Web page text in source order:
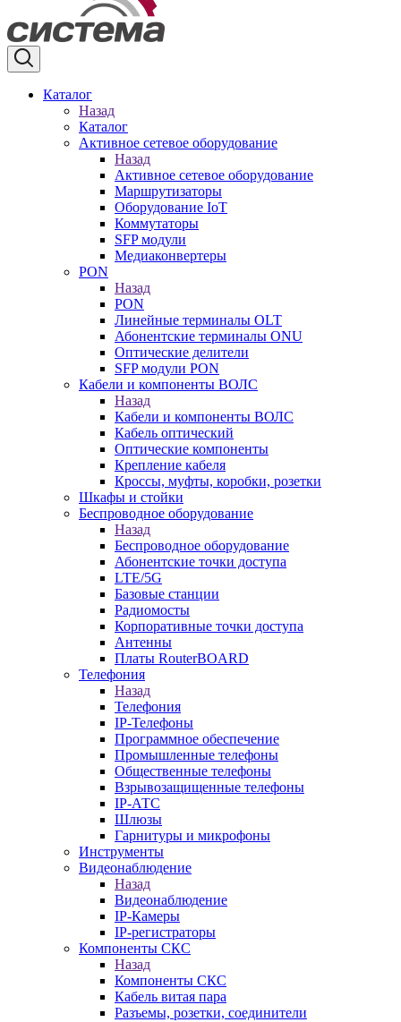
Каталог
Назад
Каталог
Активное сетевое оборудование
Назад
Активное сетевое оборудование
Маршрутизаторы
Оборудование IoT
Коммутаторы
SFP модули
Медиаконвертеры
PON
Назад
PON
Линейные терминалы OLT
Абонентские терминалы ONU
Оптические делители
SFP модули PON
Кабели и компоненты ВОЛС
Назад
Кабели и компоненты ВОЛС
Кабель оптический
Оптические компоненты
Крепление кабеля
Кроссы, муфты, коробки, розетки
Шкафы и стойки
Беспроводное оборудование
Назад
Беспроводное оборудование
Абонентские точки доступа
LTE/5G
Базовые станции
Радиомосты
Корпоративные точки доступа
Антенны
Платы RouterBOARD
Телефония
Назад
Телефония
IP-Телефоны
Программное обеспечение
Промышленные телефоны
Общественные телефоны
Взрывозащищенные телефоны
IP-АТС
Шлюзы
Гарнитуры и микрофоны
Инструменты
Видеонаблюдение
Назад
Видеонаблюдение
IP-Камеры
IP-регистраторы
Компоненты СКС
Назад
Компоненты СКС
Кабель витая пара
Разъемы, розетки, соединители